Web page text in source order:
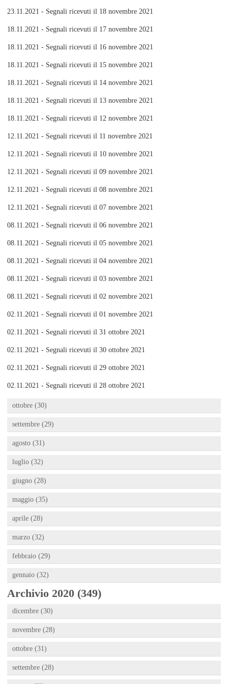
23.11.2021 - Segnali ricevuti il 18 novembre 2021
18.11.2021 - Segnali ricevuti il 17 novembre 2021
18.11.2021 - Segnali ricevuti il 16 novembre 2021
18.11.2021 - Segnali ricevuti il 15 novembre 2021
18.11.2021 - Segnali ricevuti il 14 novembre 2021
18.11.2021 - Segnali ricevuti il 13 novembre 2021
18.11.2021 - Segnali ricevuti il 12 novembre 2021
12.11.2021 - Segnali ricevuti il 11 novembre 2021
12.11.2021 - Segnali ricevuti il 10 novembre 2021
12.11.2021 - Segnali ricevuti il 09 novembre 2021
12.11.2021 - Segnali ricevuti il 08 novembre 2021
12.11.2021 - Segnali ricevuti il 07 novembre 2021
08.11.2021 - Segnali ricevuti il 06 novembre 2021
08.11.2021 - Segnali ricevuti il 05 novembre 2021
08.11.2021 - Segnali ricevuti il 04 novembre 2021
08.11.2021 - Segnali ricevuti il 03 novembre 2021
08.11.2021 - Segnali ricevuti il 02 novembre 2021
02.11.2021 - Segnali ricevuti il 01 novembre 2021
02.11.2021 - Segnali ricevuti il 31 ottobre 2021
02.11.2021 - Segnali ricevuti il 30 ottobre 2021
02.11.2021 - Segnali ricevuti il 29 ottobre 2021
02.11.2021 - Segnali ricevuti il 28 ottobre 2021
ottobre (30)
settembre (29)
agosto (31)
luglio (32)
giugno (28)
maggio (35)
aprile (28)
marzo (32)
febbraio (29)
gennaio (32)
Archivio 2020 (349)
dicembre (30)
novembre (28)
ottobre (31)
settembre (28)